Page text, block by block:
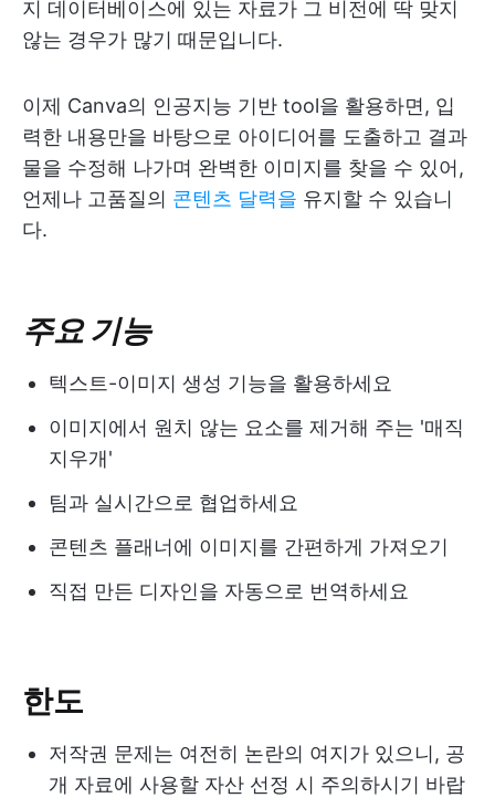
지 데이터베이스에 있는 자료가 그 비전에 딱 맞지
않는 경우가 많기 때문입니다.
이제 Canva의 인공지능 기반 tool을 활용하면, 입
력한 내용만을 바탕으로 아이디어를 도출하고 결과
물을 수정해 나가며 완벽한 이미지를 찾을 수 있어,
언제나 고품질의 콘텐츠 달력을 유지할 수 있습니
다.
주요 기능
텍스트-이미지 생성 기능을 활용하세요
이미지에서 원치 않는 요소를 제거해 주는 '매직
지우개'
팀과 실시간으로 협업하세요
콘텐츠 플래너에 이미지를 간편하게 가져오기
직접 만든 디자인을 자동으로 번역하세요
한도
저작권 문제는 여전히 논란의 여지가 있으니, 공
개 자료에 사용할 자산 선정 시 주의하시기 바랍